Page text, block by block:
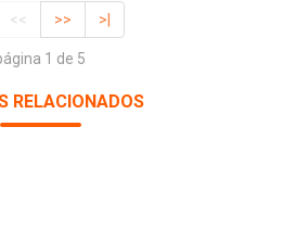
<< >> >|
1 de 5
RELACIONADOS